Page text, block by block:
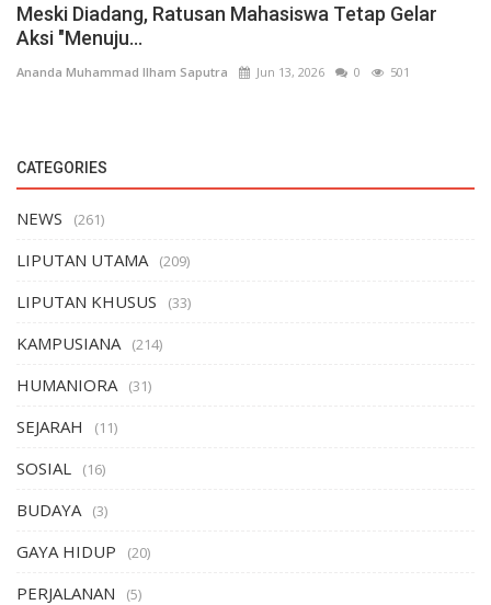
Meski Diadang, Ratusan Mahasiswa Tetap Gelar
Aksi "Menuju...
Ananda Muhammad Ilham Saputra Jun 13, 2026 0 501
CATEGORIES
NEWS (261)
LIPUTAN UTAMA (209)
LIPUTAN KHUSUS (33)
KAMPUSIANA (214)
HUMANIORA (31)
SEJARAH (11)
SOSIAL (16)
BUDAYA (3)
GAYA HIDUP (20)
PERJALANAN (5)